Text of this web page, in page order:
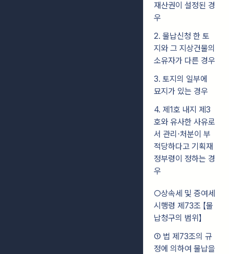
재산권이 설정된 경
우
2. 물납신청 한 토
지와 그 지상건물의
소유자가 다른 경우
3. 토지의 일부에
묘지가 있는 경우
4. 제1호 내지 제3
호와 유사한 사유로
서 관리⋅처분이 부
적당하다고 기획재
정부령이 정하는 경
우
○상속세 및 증여세
시행령 제73조 【물
납청구의 범위】
① 법 제73조의 규
정에 의하여 물납을